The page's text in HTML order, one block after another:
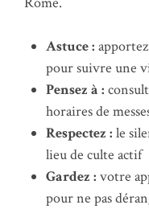
Astuce :
pour suivre une
Pensez à :
horaires de
Respectez : le
lieu de culte actif
Gardez : votre
pour ne pas